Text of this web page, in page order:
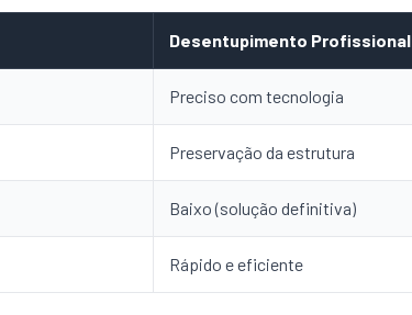
Desentupimento Profissional
Preciso com tecnologia
Preservação da estrutura
Baixo (solução definitiva)
Rápido e eficiente